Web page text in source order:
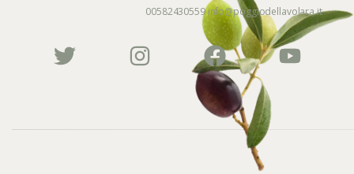
00582430559info@poggiodellavolara.it